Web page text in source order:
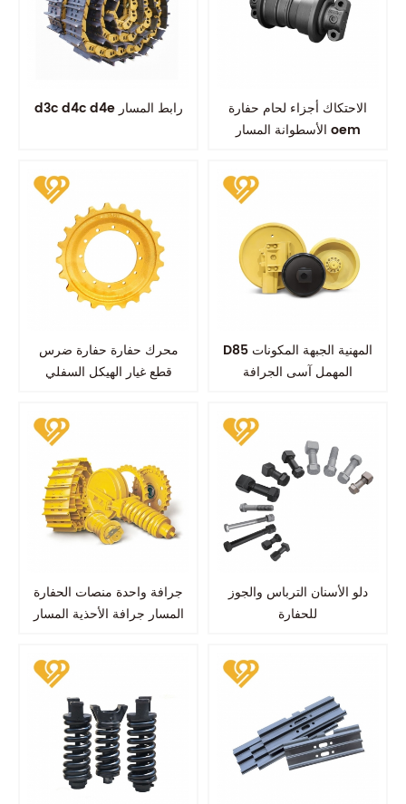
d3c d4c d4e رابط المسار
الاحتكاك أجزاء لحام حفارة
الأسطوانة المسار oem
محرك حفارة حفارة ضرس
قطع غيار الهيكل السفلي
D85 المهنية الجبهة المكونات
المهمل آسى الجرافة
جرافة واحدة منصات الحفارة
المسار جرافة الأحذية المسار
دلو الأسنان الترباس والجوز
للحفارة